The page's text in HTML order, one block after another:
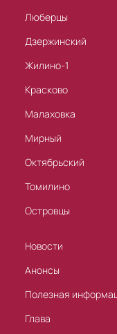
Люберцы
Дзержинский
Жилино-1
Красково
Малаховка
Мирный
Октябрьский
Томилино
Островцы
Новости
Анонсы
Полезная
Глава